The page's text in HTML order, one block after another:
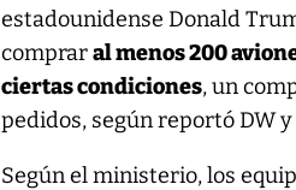
estadounidense Donald
compraral menos 200
ciertas condiciones, un
pedidos, según reportó DW
Según el ministerio, los